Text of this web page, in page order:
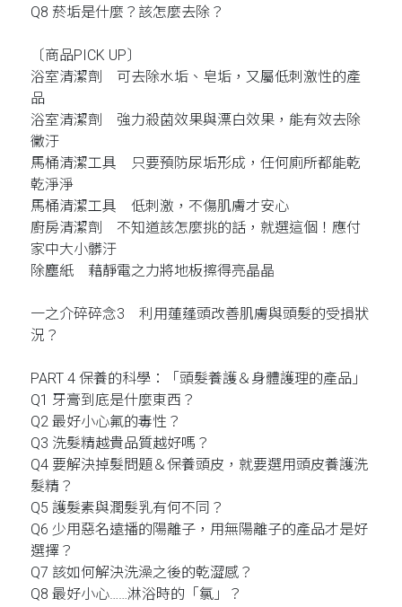
Q8 菸垢是什麼？該怎麼去除？
〔商品PICK UP〕
浴室清潔劑 可去除水垢、皂垢，又屬低刺激性的產
品
浴室清潔劑 強力殺菌效果與漂白效果，能有效去除
黴汙
馬桶清潔工具 只要預防尿垢形成，任何廁所都能乾
乾淨淨
馬桶清潔工具 低刺激，不傷肌膚才安心
廚房清潔劑 不知道該怎麼挑的話，就選這個！應付
家中大小髒汙
除塵紙 藉靜電之力將地板擦得亮晶晶
一之介碎碎念3 利用蓮蓬頭改善肌膚與頭髮的受損狀
況？
PART 4 保養的科學：「頭髮養護＆身體護理的產品」
Q1 牙膏到底是什麼東西？
Q2 最好小心氟的毒性？
Q3 洗髮精越貴品質越好嗎？
Q4 要解決掉髮問題＆保養頭皮，就要選用頭皮養護洗
髮精？
Q5 護髮素與潤髮乳有何不同？
Q6 少用惡名遠播的陽離子，用無陽離子的產品才是好
選擇？
Q7 該如何解決洗澡之後的乾澀感？
Q8 最好小心……淋浴時的「氯」？